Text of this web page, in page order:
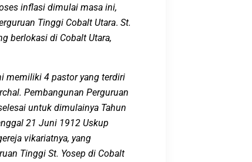
inflasi dimulai masa ini,
Tinggi Cobalt Utara. St.
berlokasi di Cobalt Utara,
memiliki 4 pastoryang terdiri
Pembangunan Perguruan
untuk dimulainya Tahun
21 Juni 1912 Uskup
vikariatnya, yang
Tinggi St. Yosep di Cobalt